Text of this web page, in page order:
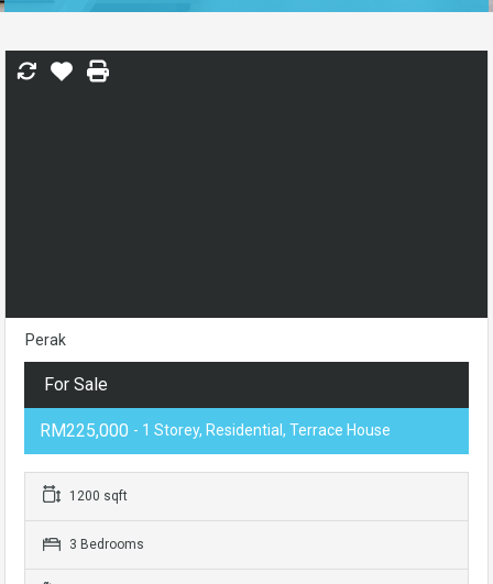
Perak
For Sale
RM225,000 - 1 Storey, Residential, Terrace House
1200 sqft
3 Bedrooms